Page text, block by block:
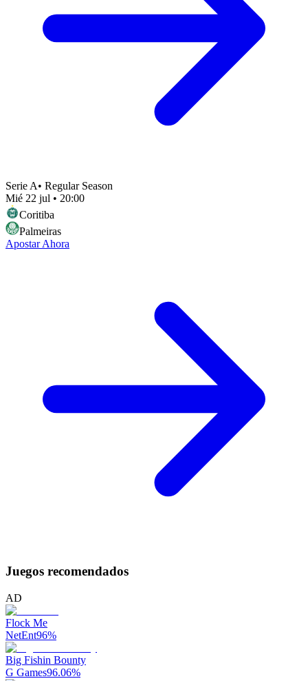
Serie A• Regular Season
Mié 22 jul • 20:00
Coritiba
Palmeiras
Apostar Ahora
Juegos recomendados
AD
Flock Me
NetEnt96%
Big Fishin Bounty
G Games96.06%